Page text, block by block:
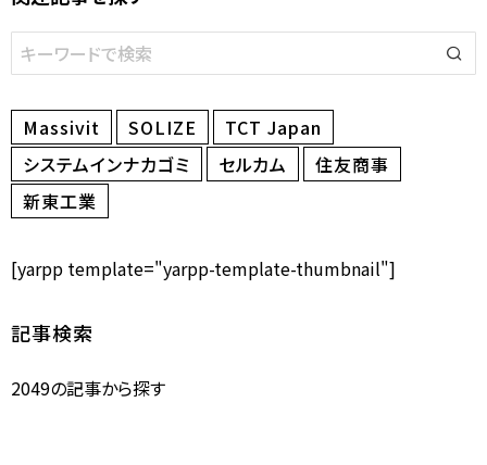
Massivit SOLIZE
TCT Japan
システムインナカゴミ
セルカム
住友商事
新東工業
[yarpp template="yarpp-template-thumbnail"]
記事検索
2049の記事から探す